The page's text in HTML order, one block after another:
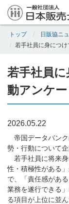
トップ
日販協ニ
若手社員に身につけ
若手社員
動アンケー
2026.05.22
帝国データバンク
勢・行動について
若手社員に将来身
性・積極性がある
で、「責任感があ
業務を遂行できる
る項目が上位に並